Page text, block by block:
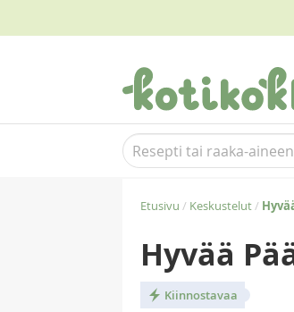
Etusivu / Keskustelut/
Hyvää
Kiinnostavaa